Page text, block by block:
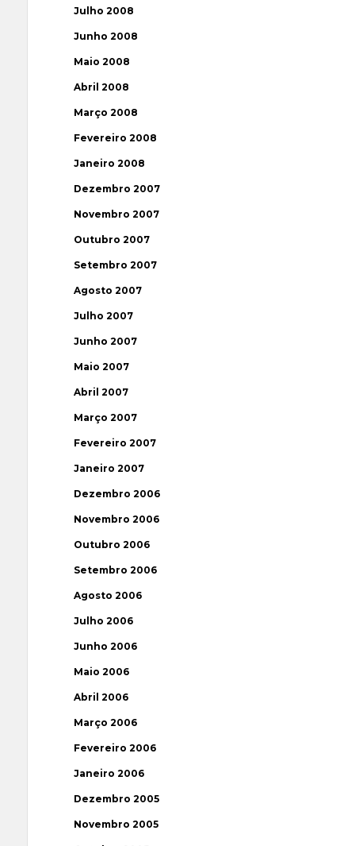
Julho 2008
Junho 2008
Maio 2008
Abril 2008
Março 2008
Fevereiro 2008
Janeiro 2008
Dezembro 2007
Novembro 2007
Outubro 2007
Setembro 2007
Agosto 2007
Julho 2007
Junho 2007
Maio 2007
Abril 2007
Março 2007
Fevereiro 2007
Janeiro 2007
Dezembro 2006
Novembro 2006
Outubro 2006
Setembro 2006
Agosto 2006
Julho 2006
Junho 2006
Maio 2006
Abril 2006
Março 2006
Fevereiro 2006
Janeiro 2006
Dezembro 2005
Novembro 2005